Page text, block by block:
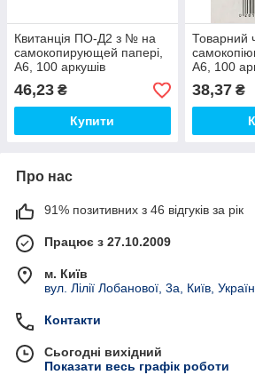
Квитанція ПО-Д2 з № на
самокопирующей папері,
А6, 100 аркушів
46,23 ₴
Купити
Товарний
А6, 100
38,37₴
Про нас
91% позитивних з 46 відгуків за рік
Працює з 27.10.2009
м. Київ
вул. Лілії Лобанової, 3а, Київ,
Контакти
Сьогодні вихідний
Показати весь графік роботи